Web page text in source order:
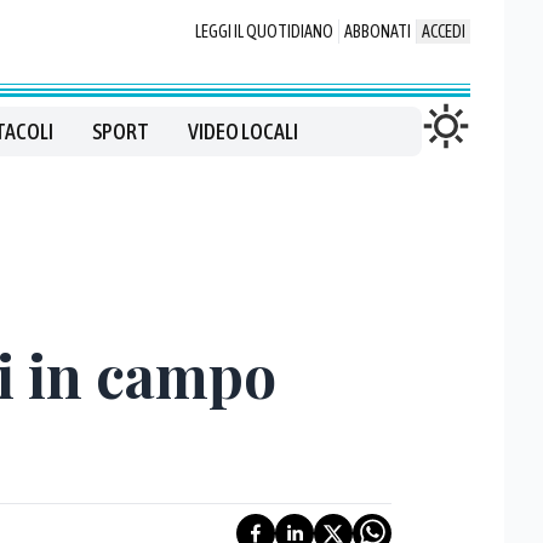
LEGGI IL QUOTIDIANO ABBONATI ACCEDI
SPORT VIDEO LOCALI
campo